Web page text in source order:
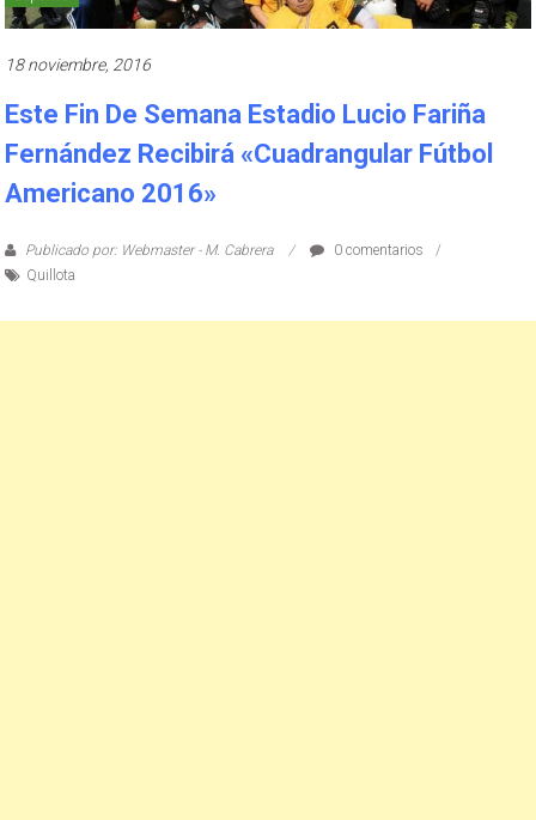
18 noviembre, 2016
Este Fin De Semana Estadio Lucio Fariña
Fernández Recibirá «Cuadrangular Fútbol
Americano 2016»
Publicado por: Webmaster - M. Cabrera
0 comentarios
Quillota